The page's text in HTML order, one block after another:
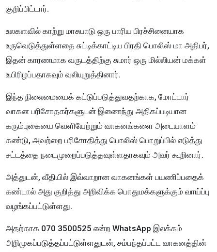
குறிப்பிட்டார்.
உலகளவில் காற்று மாசுபாடு ஒரு பாரிய பிரச்சினையாக
உருவெடுத்துள்ளதை சுட்டிக்காட்டிய பிரதி பொலிஸ் மா அதிபர்,
இதன் காரணமாக வருடத்திற்கு சுமார் ஒரு மில்லியன் மக்கள்
உயிரிழப்பதாகவும் வலியுறுத்தினார்.
இந்த நிலைமையைக் கட்டுப்படுத்துவதற்காக, மோட்டார்
வாகன பரிசோதகர்களுடன் இணைந்து அதிகப்படியான
கரும்புகையை வெளியேற்றும் வாகனங்களை அடையாளம்
கண்டு, அவற்றை பரிசோதித்து பொலிஸ் பொறுப்பில் எடுத்து
சட்டத்தை நடைமுறைப்படுத்தவுள்ளதாகவும் அவர் கூறினார்.
அத்துடன், வீதியில் இவ்வாறான வாகனங்கள் பயணிப்பதைக்
கண்டால் அது குறித்து அறிவிக்க பொதுமக்களுக்கும் வாய்ப்பு
வழங்கப்பட்டுள்ளது.
அதற்காக 070 3500525 என்ற WhatsApp இலக்கம்
அறிமுகப்படுத்தப்பட்டுள்ளதுடன், சம்பந்தப்பட்ட வாகனத்தின்